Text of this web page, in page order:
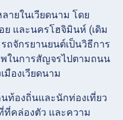
ายในเวียดนาม โดย
ย และนครโฮจิมินห์ (เดิม
ถจักรยานยนต์เป็นวิธีการ
ในการสัญจรไปตามถนน
องเวียดนาม
ท้องถิ่นและนักท่องเที่ยว
ที่คล่องตัว และความ